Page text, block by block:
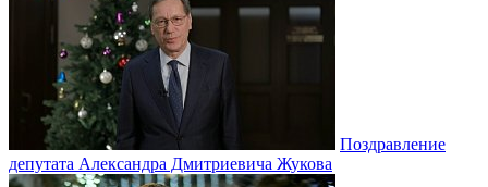
Поздравление
депутата Александра Дмитриевича Жукова